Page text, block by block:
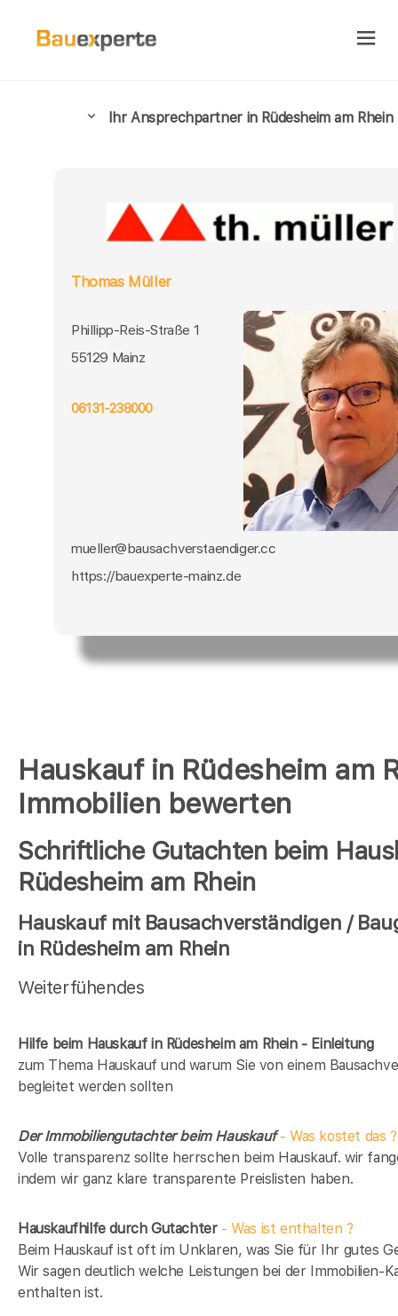
Hauskauf in Rüdesheim am
Immobilien bewerten
Schriftliche Gutachten beim
Rüdesheim am Rhein
Hauskauf mit Bausachverständigen /
in Rüdesheim am Rhein
Weiterfühendes
Hilfe beim Hauskauf in Rüdesheim am Rhein - Einleitung
zum Thema Hauskauf und warum Sie von einem
begleitet werden sollten
Der Immobiliengutachter beim Hauskauf- Was kostet das ?
Volle transparenz sollte herrschen beim Hauskauf. wir
indem wir ganz klare transparente Preislisten haben.
Hauskaufhilfe durch Gutachter- Was ist enthalten ?
Beim Hauskauf ist oft im Unklaren, was Sie für Ihr gutes
Wir sagen deutlich welche Leistungen bei der Immobilien-
enthalten ist.
Ihr Ansprechpartner in Rüdesheim am Rhein
Thomas Müller
Phillipp-Reis-Straße 1
55129 Mainz
06131-238000
mueller@bausachverstaendiger.cc
https://bauexperte-mainz.de